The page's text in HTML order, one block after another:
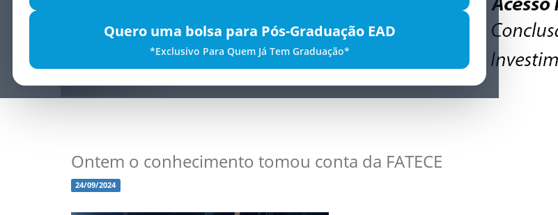
Quero uma bolsa para Pós-Graduação EAD
*Exclusivo Para Quem Já Tem Graduação*
Ontem o conhecimento tomou conta da FATECE
24/09/2024